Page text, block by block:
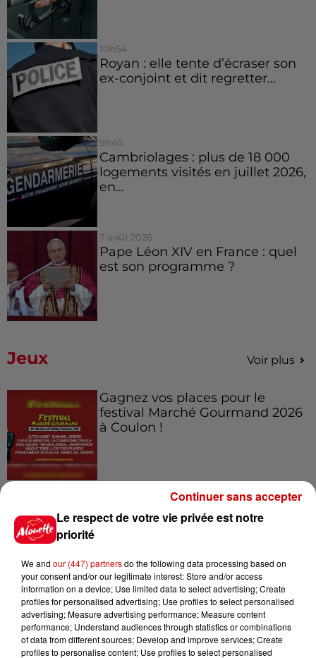
10h54
Royan : elle tente d’écraser son
ex-conjoint et dit regretter...
9h45
Cambriolages : plus de 18 000
logements visités en juillet 2026,
en...
7 août 2026
Pape Léon XIV en France : quel
est son programme ?
Jeux Voir plus
Gagnez vos places pour le
festival Marché Gourmand 2026
à Coulon !
Le Duel - Gagnez vos entrées
régions !
Destination Vacances - Gagnez
votre séjour en famille au cœur
de la...
Le respect de votre vie privée est notre
priorité
We and our (447) partnersdo the following data processing based on
your consent and/or our legitimate interest: Store and/or access
information on a device; Use limited data to select advertising; Create
profiles for personalised advertising; Use profiles to select personalised
advertising; Measure advertising performance; Measure content
performance; Understand audiences through statistics or combinations
of data from different sources; Develop and improve services; Create
profiles to personalise content; Use profiles to select personalised
Continuer sans accepter